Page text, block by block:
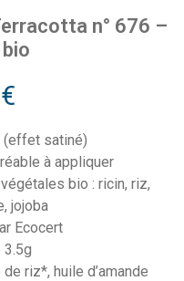
n° 676 –
€
(effet satiné)
à appliquer
bio : ricin, riz,
jojoba
Ecocert
3.5g
riz*, huile d’amande